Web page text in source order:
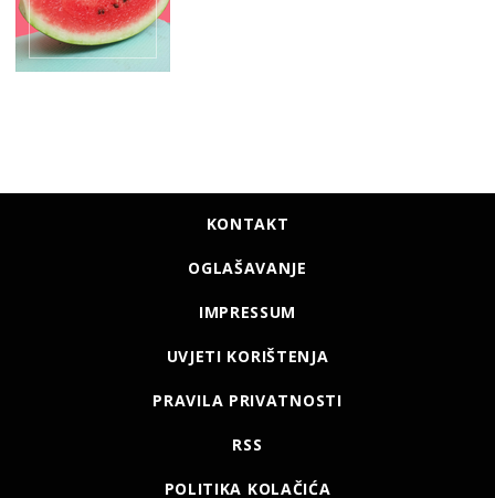
KONTAKT
OGLAŠAVANJE
IMPRESSUM
UVJETI KORIŠTENJA
PRAVILA PRIVATNOSTI
RSS
POLITIKA KOLAČIĆA